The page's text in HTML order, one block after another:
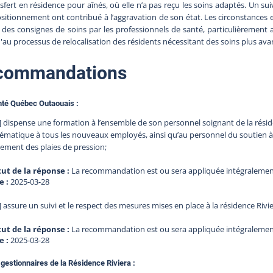
en résidence pour aînés, où elle n’a pas reçu les soins adaptés. Un
ont contribué à l’aggravation de son état. Les
consignes de soins par les professionnels de santé,
processus de relocalisation des résidents nécessitant des soins plus
Québec Outaouais :
dispense une formation à l’ensemble de son personnel soignant de la
à tous les nouveaux employés, ainsi qu’au personnel du
des plaies de pression;
de la réponse : La recommandation est ou sera appliquée
:2025-03-28
assure un suivi et le respect des mesures mises en place à la résidence
de la réponse : La recommandation est ou sera appliquée
:2025-03-28
de la Résidence Riviera :